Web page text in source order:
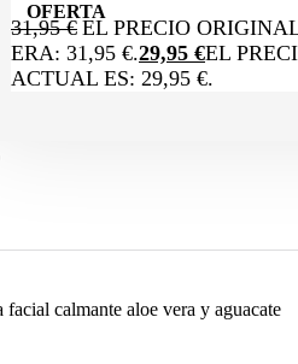
OFERTA
31,95€ EL PRECIO
ERA: 31,95 €.29,95 €EL
ACTUAL ES: 29,95 €.
facial calmante aloe vera y aguacate